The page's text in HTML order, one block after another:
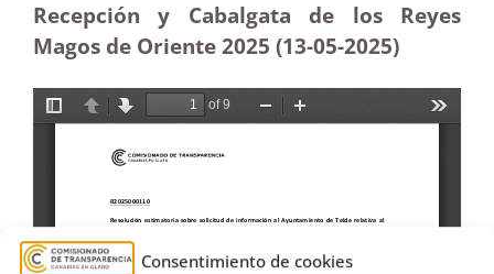
Consentimiento de cookies
Recepción y Cabalgata de los Reyes
Magos de Oriente 2025 (13-05-2025)